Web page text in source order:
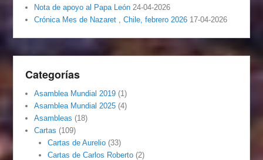
Nota de apoyo al Papa León 24-04-2026
Crónica Mes de Nazaret , Chile, febrero 2026 17-04-2026
Categorías
Asamblea Mundial 2019 (1)
Asamblea Mundial 2025 (4)
Asambleas (18)
Cartas (109)
Cartas de Aurelio(33)
Cartas de Carlos Roberto(2)